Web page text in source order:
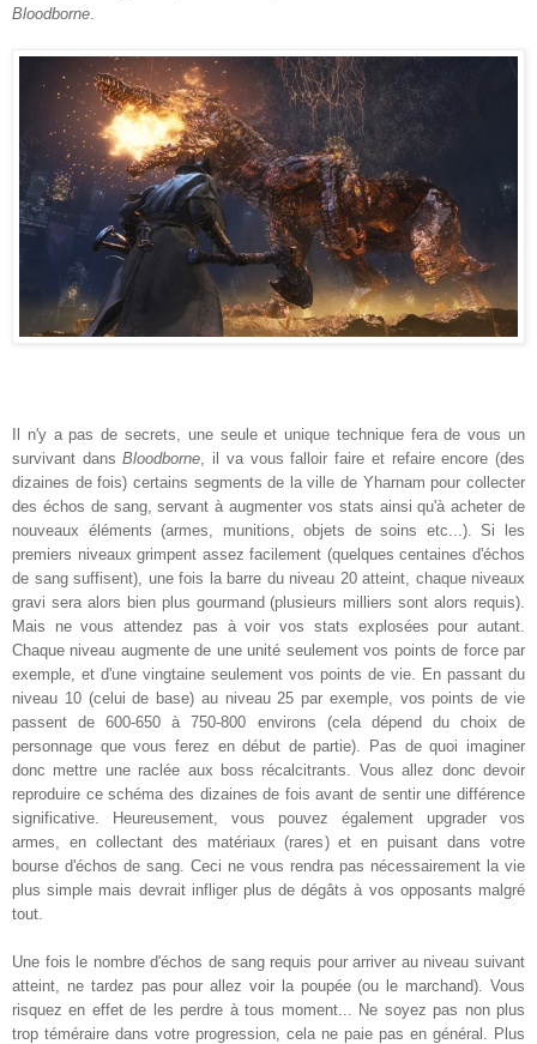
Bloodborne
Il n'y a pas de secrets, une seule et unique technique fera de vous un
survivant dansBloodborne , il va vous falloir faire et refaire encore (des
dizaines de fois) certains segments de la ville de Yharnam pour collecter
des échos de sang, servant à augmenter vos stats ainsi qu'à acheter de
nouveaux éléments (armes, munitions, objets de soins etc...). Si les
premiers niveaux grimpent assez facilement (quelques centaines d'échos
de sang suffisent), une fois la barre du niveau 20 atteint, chaque niveaux
gravi sera alors bien plus gourmand (plusieurs milliers sont alors requis).
Mais ne vous attendez pas à voir vos stats explosées pour autant.
Chaque niveau augmente de une unité seulement vos points de force par
exemple, et d'une vingtaine seulement vos points de vie. En passant du
niveau 10 (celui de base) au niveau 25 par exemple, vos points de vie
passent de 600-650 à 750-800 environs (cela dépend du choix de
personnage que vous ferez en début de partie). Pas de quoi imaginer
donc mettre une raclée aux boss récalcitrants. Vous allez donc devoir
reproduire ce schéma des dizaines de fois avant de sentir une différence
significative. Heureusement, vous pouvez également upgrader vos
armes, en collectant des matériaux (rares) et en puisant dans votre
bourse d'échos de sang. Ceci ne vous rendra pas nécessairement la vie
plus simple mais devrait infliger plus de dégâts à vos opposants malgré
tout.
Une fois le nombre d'échos de sang requis pour arriver au niveau suivant
atteint, ne tardez pas pour allez voir la poupée (ou le marchand). Vous
risquez en effet de les perdre à tous moment... Ne soyez pas non plus
trop téméraire dans votre progression, cela ne paie pas en général. Plus